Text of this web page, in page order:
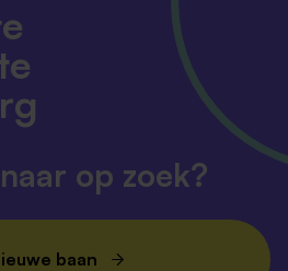
op zoek?
baan